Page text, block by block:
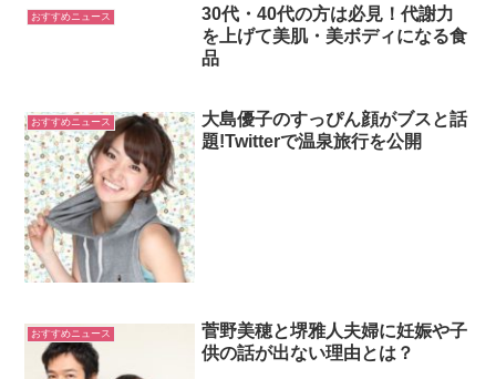
おすすめニュース
30代・40代の方は必見！代謝力
を上げて美肌・美ボディになる食
品
おすすめニュース
大島優子のすっぴん顔がブスと話
題!Twitterで温泉旅行を公開
おすすめニュース
菅野美穂と堺雅人夫婦に妊娠や子
供の話が出ない理由とは？